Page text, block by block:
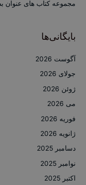
مجموعه کتاب های
بایگانی‌ها
آگوست 2026
جولای 2026
ژوئن 2026
می 2026
فوریه 2026
ژانویه 2026
دسامبر 2025
نوامبر 2025
اکتبر 2025